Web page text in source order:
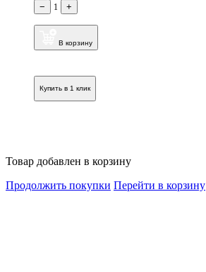
− 1 +
В корзину
Купить в 1 клик
Товар добавлен в корзину
Продолжить покупки Перейти в корзину